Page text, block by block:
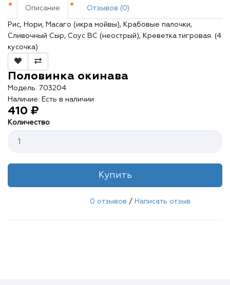
О доставке
Блог
Войти
Описание Отзывов (0)
Рис, Нори, Масаго (икра мойвы), Крабовые палочки,
Сливочный Сыр, Соус ВС (неострый), Креветка тигровая. (4
кусочка)
Половинка окинава
Модель: 703204
Наличие: Есть в наличии
410 ₽
Количество
Купить
0 отзывов / Написать отзыв